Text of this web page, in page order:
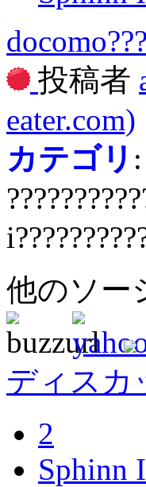
投稿者
eater.com)
カテゴリ :
他のソ
ディスカ
2
Sphinn